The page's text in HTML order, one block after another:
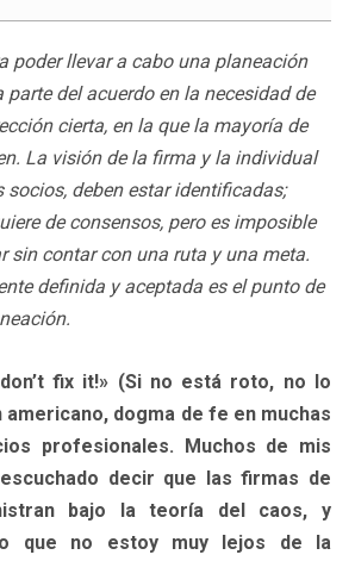
poder llevar a cabo una planeación
del acuerdo en la necesidad de
cierta, en la que la mayoría de
La visión de la firma y la individual
socios, deben estar identificadas;
de consensos, pero es imposible
sin contar con una ruta y una meta.
definida y aceptada es el punto de
fix it!» (Si no está roto, no lo
dogma de fe en muchas
profesionales. Muchos de mis
decir que las firmas de
bajo la teoría del caos, y
que no estoy muy lejos de la